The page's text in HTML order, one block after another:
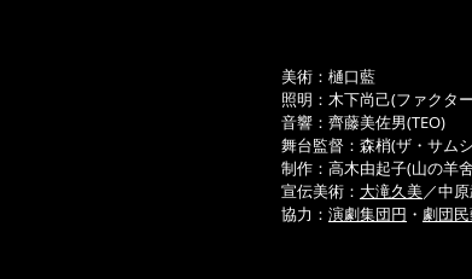
美術：樋口藍
照明：木下尚己(ファクタ
音響：齊藤美佐男(TEO)
舞台監督：森梢(ザ・サム
制作：高木由起子(山の羊
宣伝美術： 大滝久美／中
協力： 演劇集団円 ・ 劇団